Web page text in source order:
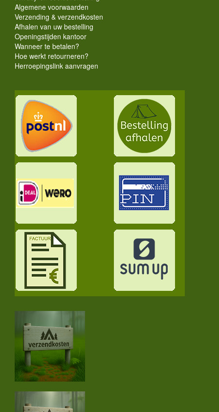
Algemene voorwaarden
Verzending & verzendkosten
Afhalen van uw bestelling
Openingstijden kantoor
Wanneer te betalen?
Hoe werkt retourneren?
Herroepingslink aanvragen